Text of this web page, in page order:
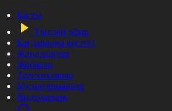
Басты
Тікелей эфир
Бағдарлама кестесі
Жаңалықтар
Жобалар
Телехикаялар
Мультсериалдар
Видеоархив